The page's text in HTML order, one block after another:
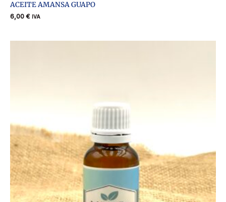
ACEITE AMANSA GUAPO
6,00 € IVA